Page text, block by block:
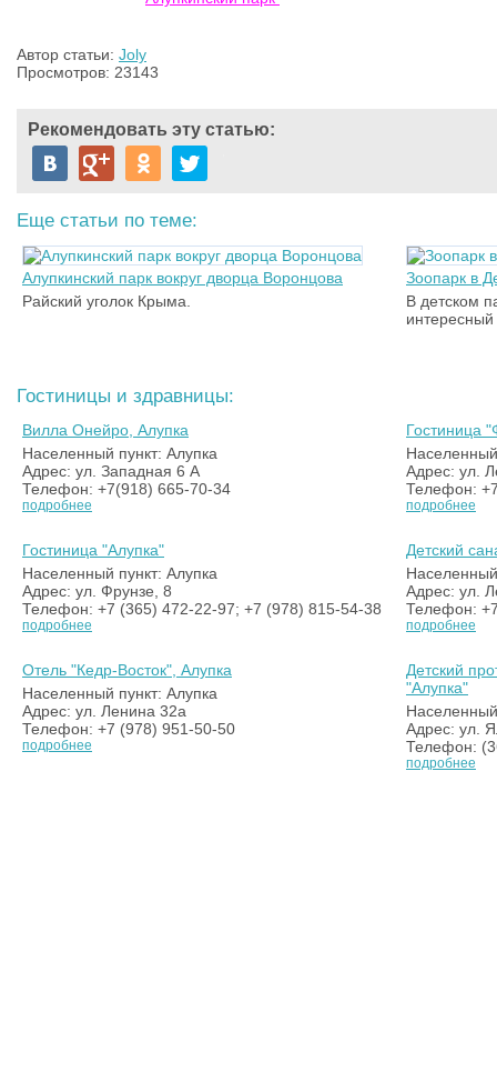
Автор статьи: Joly
Просмотров: 23143
Рекомендовать эту статью:
Еще статьи по теме:
Алупкинский парк вокруг дворца Воронцова
Райский уголок Крыма.
Зоопарк в
В детском
интересный
Гостиницы и здравницы:
Вилла Онейро, Алупка
Населенный пункт: Алупка
Адрес: ул. Западная 6 А
Телефон: +7(918) 665-70-34
подробнее
Гостиница
Адрес: ул.
Телефон:
подробнее
Гостиница "Алупка"
Населенный пункт: Алупка
Адрес: ул. Фрунзе, 8
Телефон: +7 (365) 472-22-97; +7 (978) 815-54-38
подробнее
Детский
Адрес: ул.
Телефон:
подробнее
Отель "Кедр-Восток", Алупка
Населенный пункт: Алупка
Адрес: ул. Ленина 32а
Телефон: +7 (978) 951-50-50
подробнее
Детский
"Алупка"
Адрес: ул.
Телефон:
подробнее